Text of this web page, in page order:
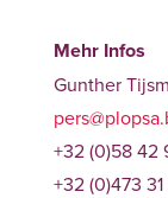
Mehr Infos
Gunther
+32 (0)58 42
+32 (0)473 31